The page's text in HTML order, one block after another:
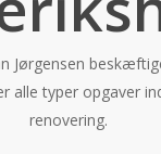
Jørgensen
alle typer opgaver
renovering.